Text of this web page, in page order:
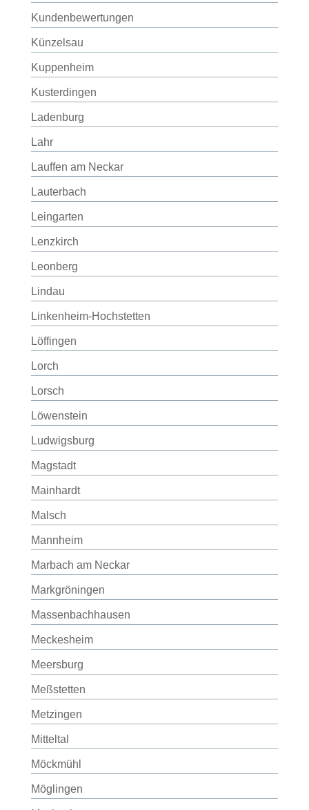
Kundenbewertungen
Künzelsau
Kuppenheim
Kusterdingen
Ladenburg
Lahr
Lauffen am Neckar
Lauterbach
Leingarten
Lenzkirch
Leonberg
Lindau
Linkenheim-Hochstetten
Löffingen
Lorch
Lorsch
Löwenstein
Ludwigsburg
Magstadt
Mainhardt
Malsch
Mannheim
Marbach am Neckar
Markgröningen
Massenbachhausen
Meckesheim
Meersburg
Meßstetten
Metzingen
Mitteltal
Möckmühl
Möglingen